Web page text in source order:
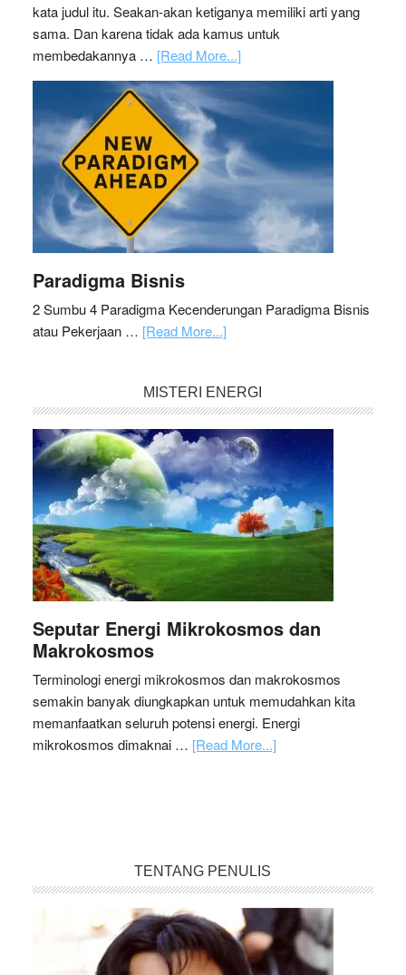
kata judul itu. Seakan-akan ketiganya memiliki arti yang
sama. Dan karena tidak ada kamus untuk
membedakannya … [Read More...]
Paradigma Bisnis
2 Sumbu 4 Paradigma Kecenderungan Paradigma Bisnis
atau Pekerjaan … [Read More...]
MISTERI ENERGI
Seputar Energi Mikrokosmos dan
Makrokosmos
Terminologi energi mikrokosmos dan makrokosmos
semakin banyak diungkapkan untuk memudahkan kita
memanfaatkan seluruh potensi energi. Energi
mikrokosmos dimaknai … [Read More...]
TENTANG PENULIS